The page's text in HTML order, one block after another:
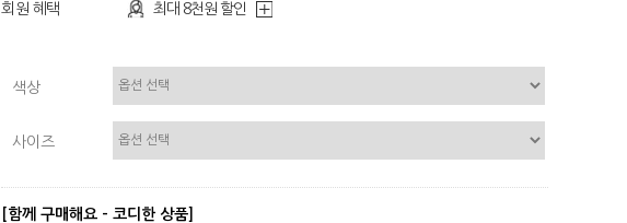
회원 혜택 최대 8천원 할인
색상
사이즈
[함께 구매해요 - 코디한 상품]